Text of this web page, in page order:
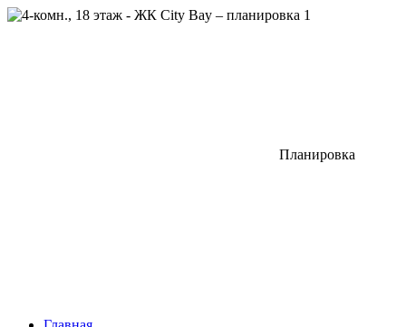
Планировка